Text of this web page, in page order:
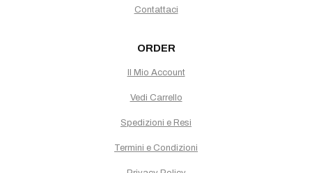
Contattaci
ORDER
Il Mio Account
Vedi Carrello
Spedizioni e Resi
Termini e Condizioni